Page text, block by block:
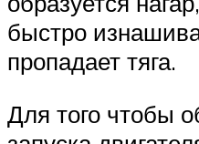
быстро
пропадает тяга.
Для того чтобы